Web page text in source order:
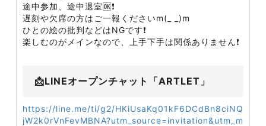
途中参加、途中退室🆗❗
遅刻や欠席の方はご一報くださいm(_ _)m
ひとの絵の批判などはNGです❗
楽しむのがメインなので、上手下手は関係ありません❗
📩LINEオープンチャット「ARTLET」
https://line.me/ti/g2/HKiUsaKq01kF6DCdBn8ciNQ
jW2k0rVnFevMBNA?utm_source=invitation&utm_m